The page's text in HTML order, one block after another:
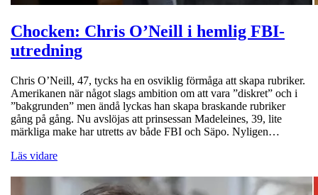
Chocken: Chris O’Neill i hemlig FBI-
utredning
Chris O’Neill, 47, tycks ha en osviklig förmåga att skapa rubriker.
Amerikanen när något slags ambition om att vara ”diskret” och i
”bakgrunden” men ändå lyckas han skapa braskande rubriker
gång på gång. Nu avslöjas att prinsessan Madeleines, 39, lite
märkliga make har utretts av både FBI och Säpo. Nyligen…
Läs vidare